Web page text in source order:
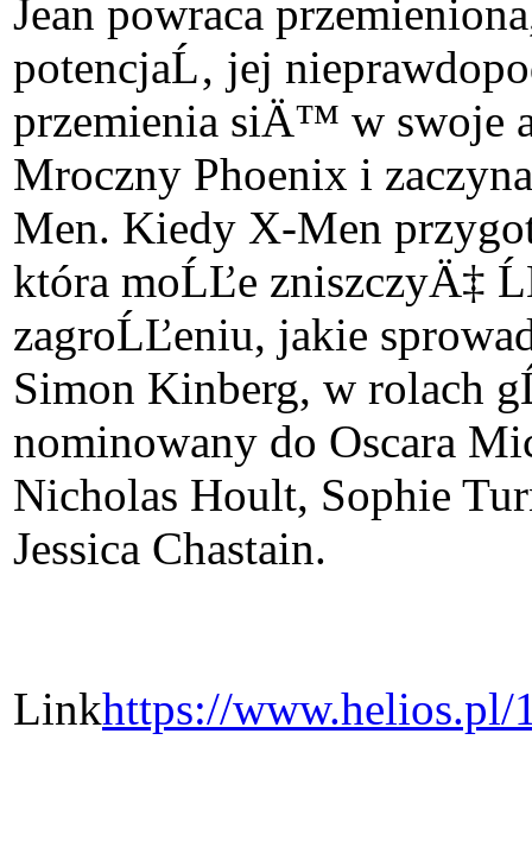
Jean powraca
potencjaĹ‚ jej
przemienia siÄ™ w
Mroczny Phoenix i
Men. Kiedy X-Men
która moĹĽe zniszczyÄ‡
zagroĹĽeniu, jakie
Simon Kinberg, w rolach
nominowany do Oscara
Nicholas Hoult, Sophie
Jessica Chastain.
Linkhttps://www.helios.pl/